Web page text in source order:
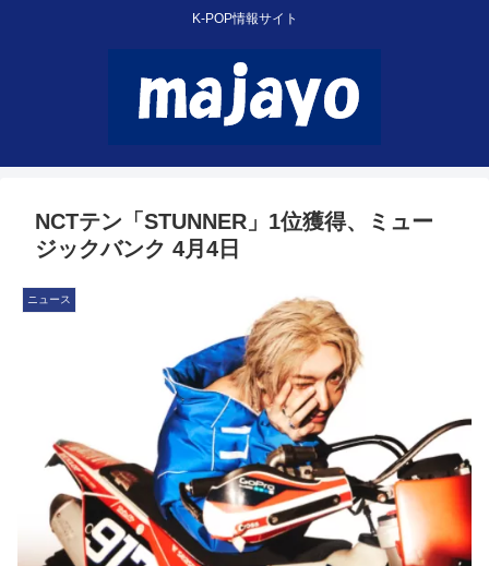
K-POP情報サイト
NCTテン「STUNNER」1位獲得、ミュー
ジックバンク 4月4日
ニュース